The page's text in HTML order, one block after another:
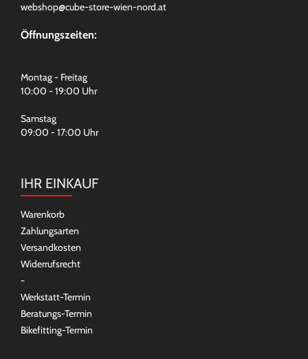
webshop@cube-store-wien-nord.at
Öffnungszeiten:
Montag - Freitag
10:00 - 19:00 Uhr
Samstag
09:00 - 17:00 Uhr
IHR EINKAUF
Warenkorb
Zahlungsarten
Versandkosten
Widerrufsrecht
-
Werkstatt-Termin
Beratungs-Termin
Bikefitting-Termin